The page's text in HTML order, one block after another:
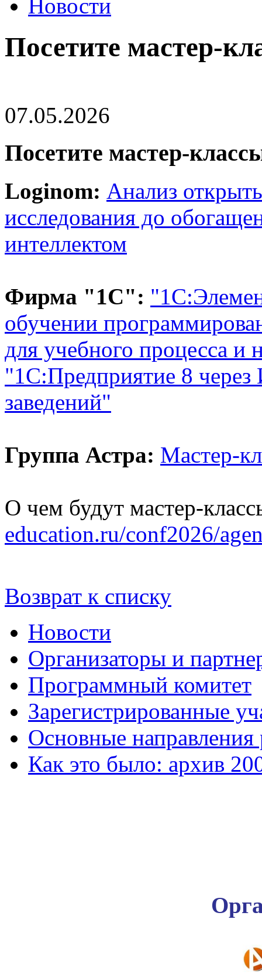
Новости
Посетите мастер-
07.05.2026
Посетите мастер-
Loginom: Анализ
исследования до
интеллектом
Фирма "1С":
обучении
для учебного процесса и
"1С:Предприятие 8 через
заведений"
Группа Астра: Мастер-
О чем будут мастер-
education.ru/conf2026/
Возврат к списку
Новости
Организаторы и
Программный комитет
Зарегистрированные
Основные направления
Как это было: архив